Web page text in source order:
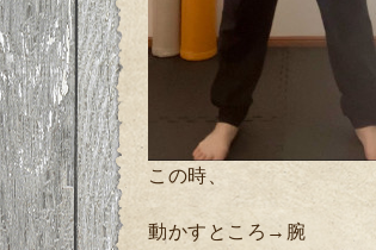
この時、
動かすところ→腕